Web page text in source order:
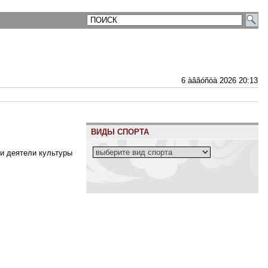
6 àâãóñòà 2026 20:13
деятели культуры
ВИДЫ СПОРТА